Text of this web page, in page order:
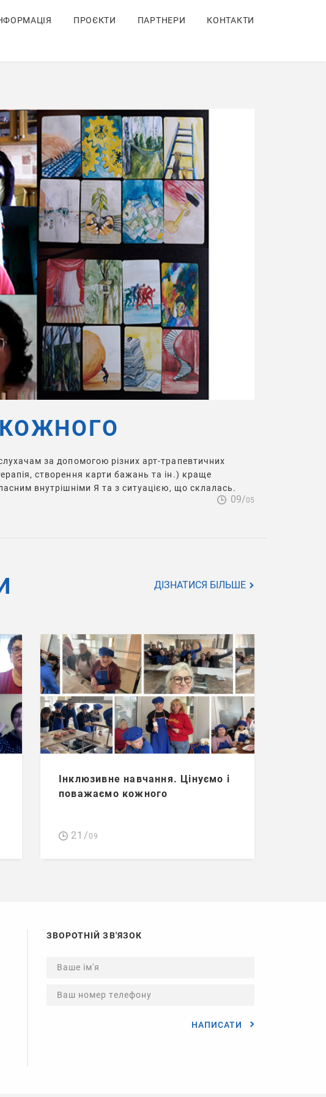
ПРОЄКТИ ПАРТНЕРИ КОНТАКТИ
КОЖНОГО
за допомогою різних арт-трапевтичних
створення карти бажань та ін.) краще
внутрішніми Я та з ситуацією, що склалась.
09/05
Інклюзивне навчання. Цінуємо і
поважаємо кожного
21/09
ДІЗНАТИСЯ БІЛЬШЕ
ЗВОРОТНІЙ ЗВ'ЯЗОК